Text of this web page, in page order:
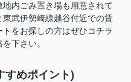
内ごみ置き場も用意されて
武伊勢崎線越谷付近での賃
をお探しの方はぜひコチラ
下さい。
すめポイント)